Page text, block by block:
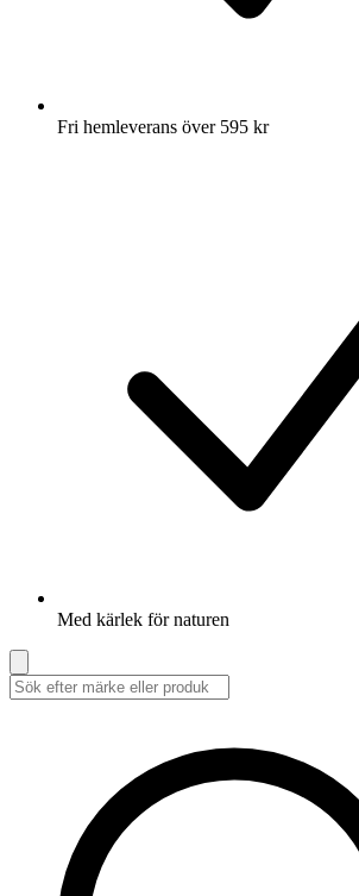
Fri hemleverans över 595 kr
Med kärlek för naturen